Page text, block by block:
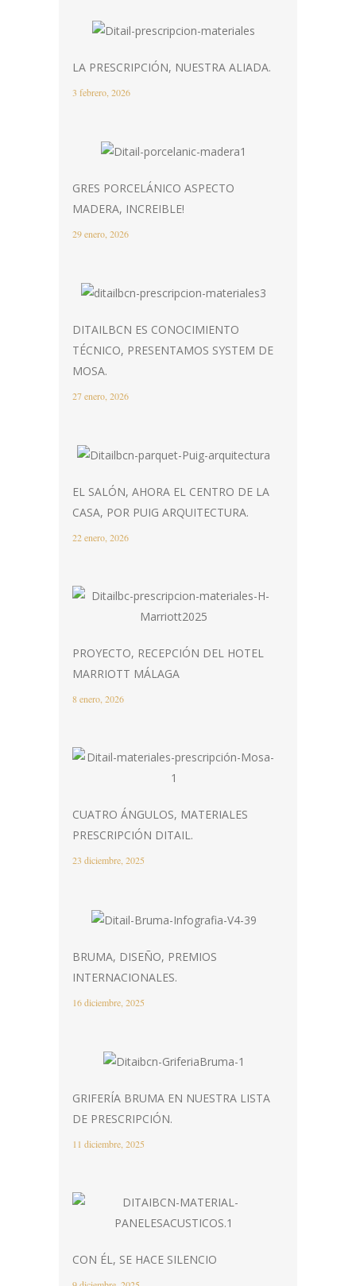
LA PRESCRIPCIÓN, NUESTRA ALIADA.
3 febrero, 2026
GRES PORCELÁNICO ASPECTO
MADERA, INCREIBLE!
29 enero, 2026
DITAILBCN ES CONOCIMIENTO
TÉCNICO, PRESENTAMOS SYSTEM DE
MOSA.
27 enero, 2026
EL SALÓN, AHORA EL CENTRO DE LA
CASA, POR PUIG ARQUITECTURA.
22 enero, 2026
PROYECTO, RECEPCIÓN DEL HOTEL
MARRIOTT MÁLAGA
8 enero, 2026
CUATRO ÁNGULOS, MATERIALES
PRESCRIPCIÓN DITAIL.
23 diciembre, 2025
BRUMA, DISEÑO, PREMIOS
INTERNACIONALES.
16 diciembre, 2025
GRIFERÍA BRUMA EN NUESTRA LISTA
DE PRESCRIPCIÓN.
11 diciembre, 2025
CON ÉL, SE HACE SILENCIO